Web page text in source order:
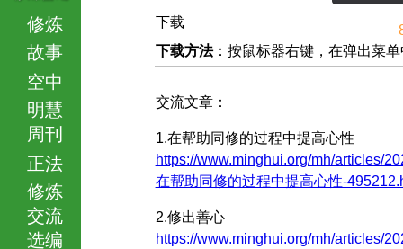
修炼
故事
空中
明慧
周刊
正法
修炼
交流
选编
下载
下载方法：按鼠标器右键，在弹出菜
交流文章：
1.在帮助同修的过程中提高心性
https://www.minghui.org/mh/articles/
在帮助同修的过程中提高心性-
2.修出善心
https://www.minghui.org/mh/articles/